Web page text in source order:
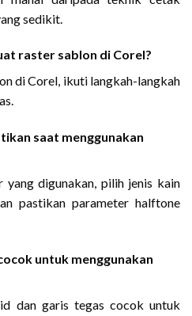
sedikit.
raster sablon di Corel?
di Corel, ikuti langkah-langkah
saat menggunakan
yang digunakan, pilih jenis kain
pastikan parameter halftone
untuk menggunakan
dan garis tegas cocok untuk